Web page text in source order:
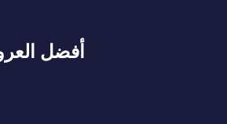
أفضل